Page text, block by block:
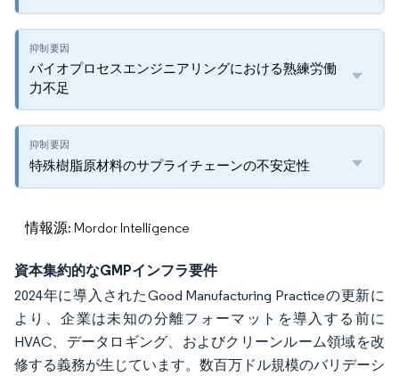
バイオプロセスエンジニアリングにおける熟練労働
力不足
特殊樹脂原材料のサプライチェーンの不安定性
情報源: Mordor Intelligence
資本集約的なGMPインフラ要件
2024年に導入されたGood Manufacturing Practiceの更新に
より、企業は未知の分離フォーマットを導入する前に
HVAC、データロギング、およびクリーンルーム領域を改
修する義務が生じています。数百万ドル規模のバリデーシ